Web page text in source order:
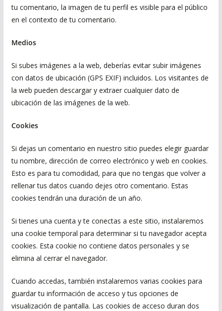
tu comentario, la imagen de tu perfil es visible para el público
en el contexto de tu comentario.
Medios
Si subes imágenes a la web, deberías evitar subir imágenes
con datos de ubicación (GPS EXIF) incluidos. Los visitantes de
la web pueden descargar y extraer cualquier dato de
ubicación de las imágenes de la web.
Cookies
Si dejas un comentario en nuestro sitio puedes elegir guardar
tu nombre, dirección de correo electrónico y web en cookies.
Esto es para tu comodidad, para que no tengas que volver a
rellenar tus datos cuando dejes otro comentario. Estas
cookies tendrán una duración de un año.
Si tienes una cuenta y te conectas a este sitio, instalaremos
una cookie temporal para determinar si tu navegador acepta
cookies. Esta cookie no contiene datos personales y se
elimina al cerrar el navegador.
Cuando accedas, también instalaremos varias cookies para
guardar tu información de acceso y tus opciones de
visualización de pantalla. Las cookies de acceso duran dos